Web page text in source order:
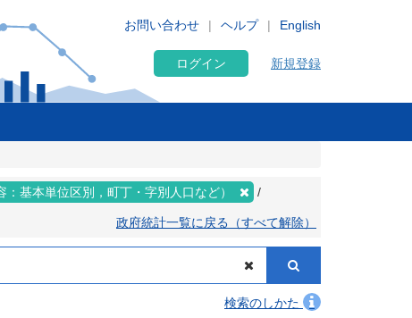
English
お問い合わせ ヘルプ
ログイン 新規登録
基本単位区別，町丁・字別人口など）
政府統計一覧に戻る（すべて解除）
検索のしかた